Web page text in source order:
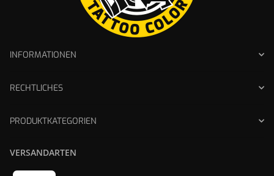
INFORMATIONEN
RECHTLICHES
PRODUKTKATEGORIEN
VERSANDARTEN